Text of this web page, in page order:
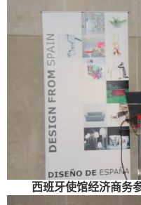
西班牙使馆经济商务